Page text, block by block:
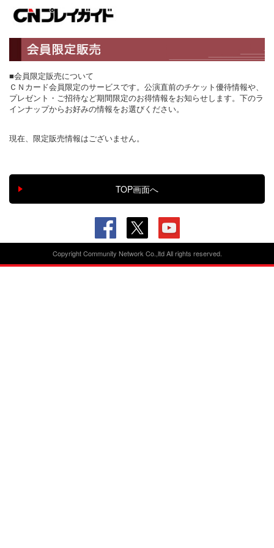
■会員限定販売について
ＣＮカード会員限定のサービスです。公演直前のチケット優待情報や、
プレゼント・ご招待など期間限定のお得情報をお知らせします。下のラ
インナップからお好みの情報をお選びください。
現在、限定販売情報はございません。
Copyright Community Network Co.,ltd All rights reserved.